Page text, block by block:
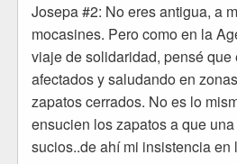
Josepa #2: No eres antigua, a
mocasines. Pero como en la
viaje de solidaridad, pensé
afectados y saludando en
zapatos cerrados. No es lo
ensucien los zapatos a que
sucios..de ahí mi insistencia